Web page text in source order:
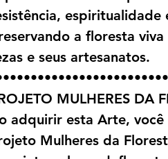
espiritualidade
a floresta viva
e seus artesanatos.
MULHERES DA
adquirir esta Arte,
Mulheres da